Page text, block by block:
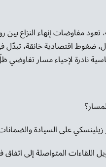
مفاوضات إنهاء النزاع بين
اقتصادية خانقة، تبدّل
نادرة لإحياء مسار تفاوضي
على السيادة
المتواصلة إلى